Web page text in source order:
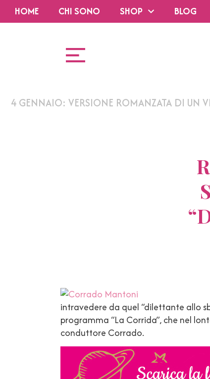
HOME CHI SONO SHOP BLOG
4 GENNAIO: VERSIONE ROMANZATA DI UN
intravedere da quel “dilettante allo
programma “La Corrida”, che nel
conduttore Corrado.